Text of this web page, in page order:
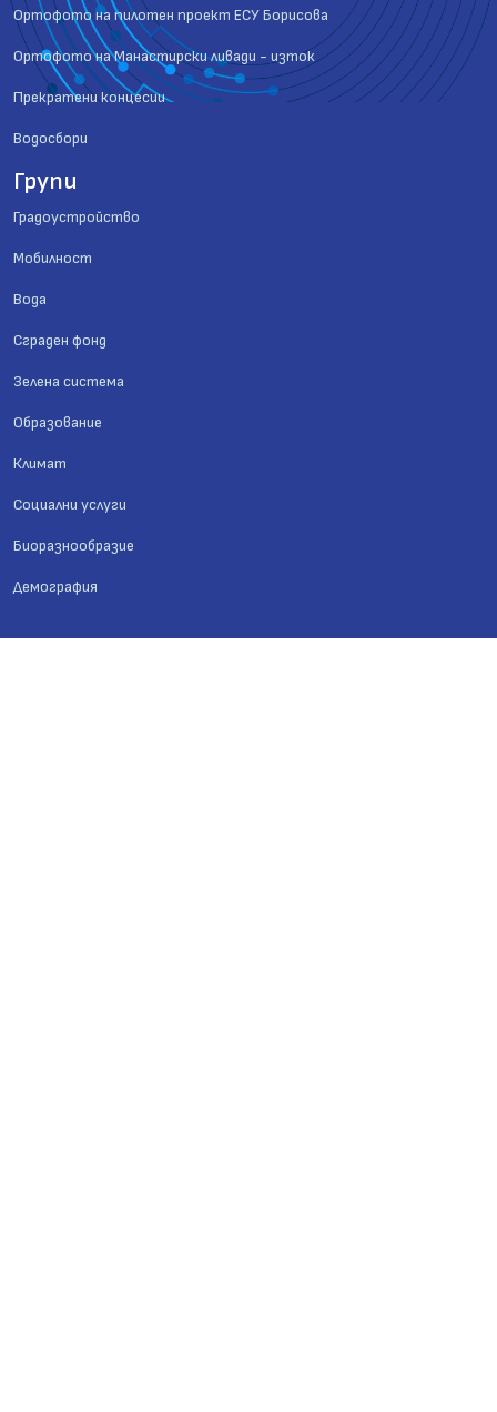
Ортофото на пилотен проект ЕСУ Борисова
Ортофото на Манастирски ливади - изток
Прекратени концесии
Водосбори
Групи
Градоустройство
Мобилност
Вода
Сграден фонд
Зелена система
Образование
Климат
Социални услуги
Биоразнообразие
Демография